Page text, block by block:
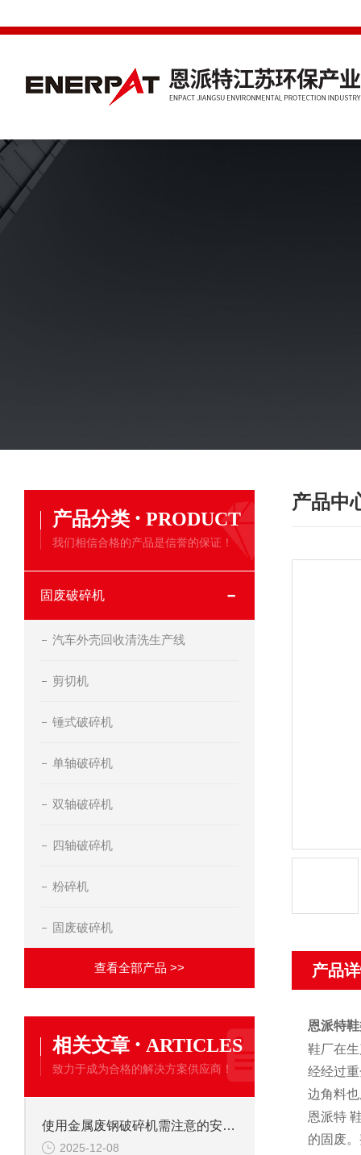
产品分类 · PRODUCT
我们相信合格的产品是信誉的保证！
固废破碎机
汽车外壳回收清洗生产线
剪切机
锤式破碎机
单轴破碎机
双轴破碎机
四轴破碎机
粉碎机
固废破碎机
查看全部产品 >>
相关文章 · ARTICLES
致力于成为合格的解决方案供应商！
使用金属废钢破碎机需注意的安全事项
2025-12-08
产品中
产品
恩派特
鞋厂在
经经过
边角料
恩派特
的固废